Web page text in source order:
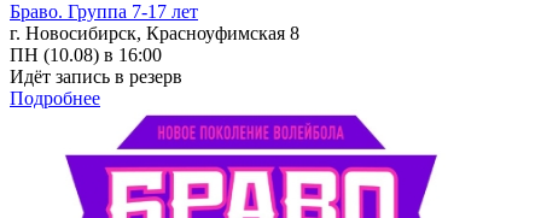
Браво. Группа 7-17 лет
г. Новосибирск, Красноуфимская 8
ПН (10.08) в 16:00
Идёт запись в резерв
Подробнее